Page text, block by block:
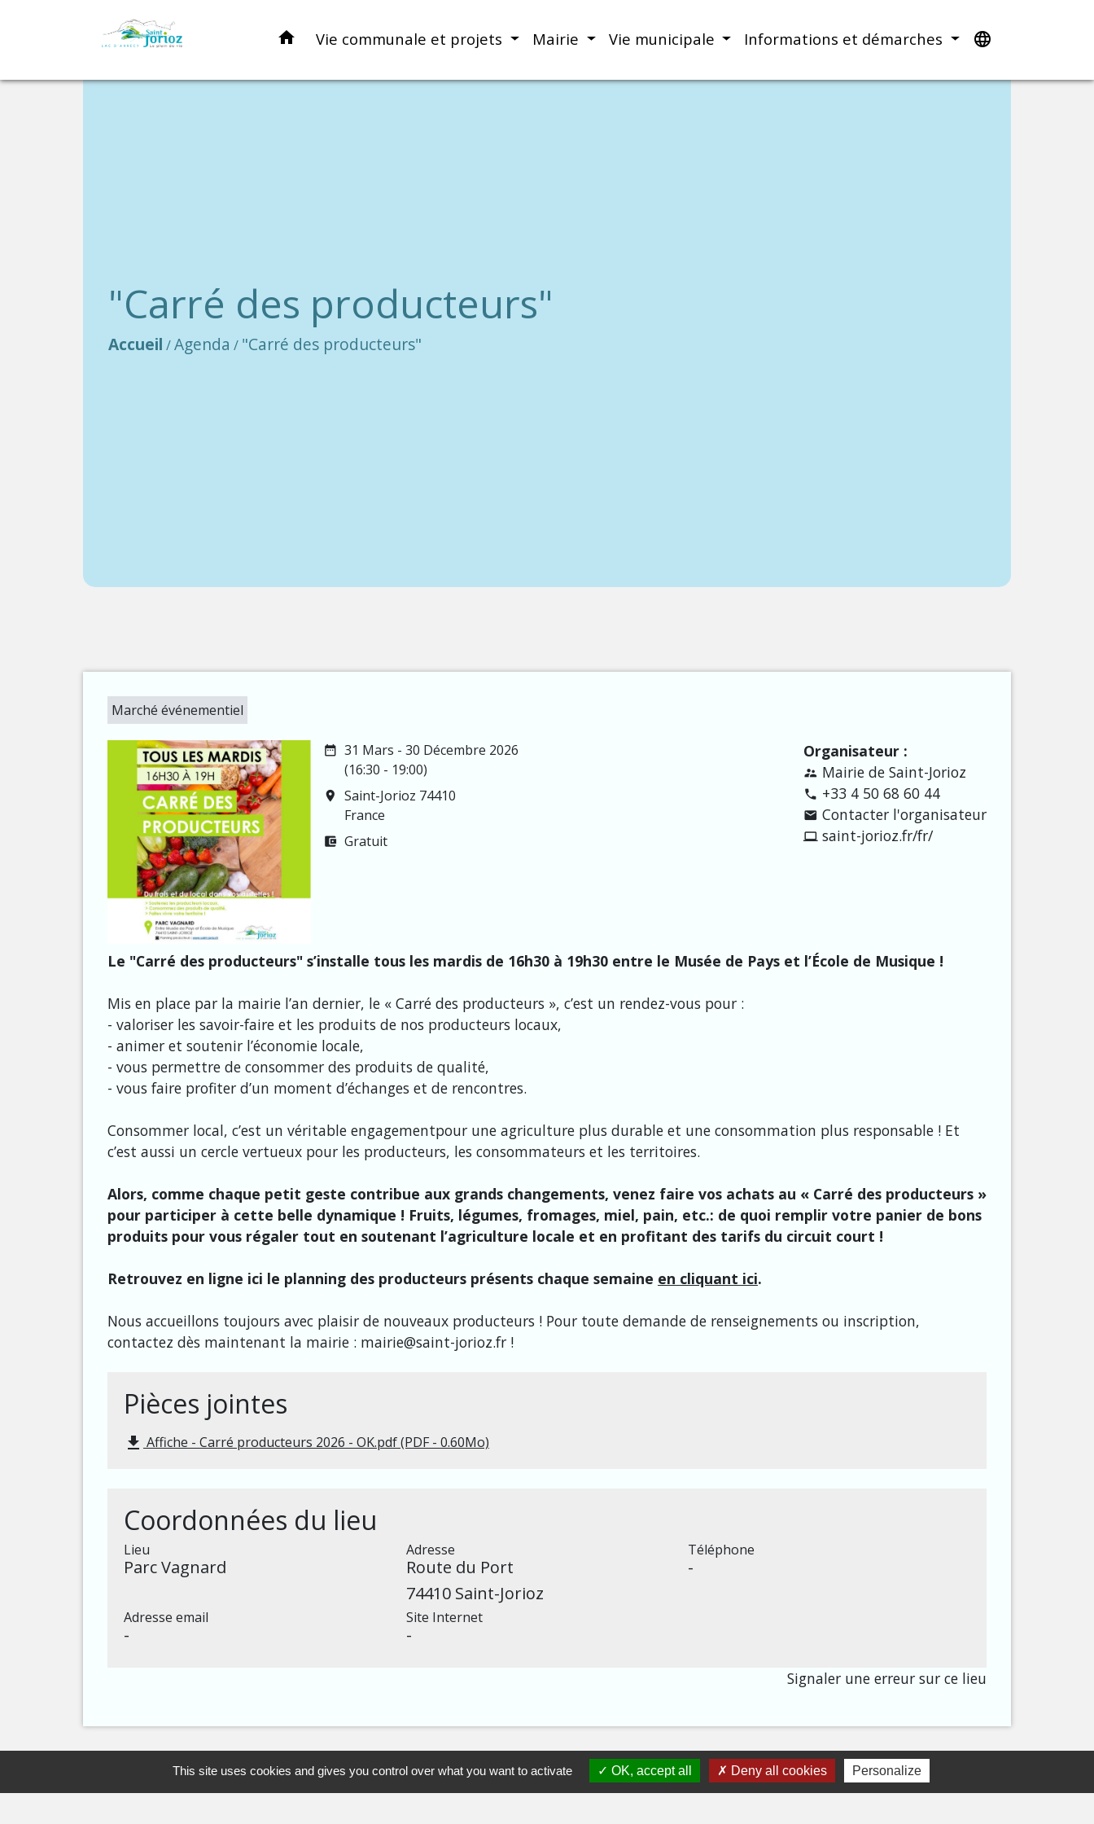
home Vie communale et projets Mairie Vie municipale Informations et démarches language
"Carré des producteurs"
Accueil /Agenda / "Carré des producteurs"
Marché événementiel
date_range 31 Mars - 30 Décembre 2026
(16:30 - 19:00)
room
Saint-Jorioz 74410
France
account_balance_wallet Gratuit
Organisateur :
supervisor_account Mairie de Saint-Jorioz
phone +33 4 50 68 60 44
email Contacter l'organisateur
computer saint-jorioz.fr/fr/
Le "Carré des producteurs" s’installe tous les mardis de 16h30 à 19h30 entre le Musée de Pays et l’École de Musique !
Mis en place par la mairie l’an dernier, le « Carré des producteurs », c’est un rendez-vous pour :
- valoriser les savoir-faire et les produits de nos producteurs locaux,
- animer et soutenir l’économie locale,
- vous permettre de consommer des produits de qualité,
- vous faire profiter d’un moment d’échanges et de rencontres.
Consommer local, c’est un véritable engagementpour une agriculture plus durable et une consommation plus responsable ! Et
c’est aussi un cercle vertueux pour les producteurs, les consommateurs et les territoires.
Alors, comme chaque petit geste contribue aux grands changements, venez faire vos achats au « Carré des producteurs »
pour participer à cette belle dynamique ! Fruits, légumes, fromages, miel, pain, etc.: de quoi remplir votre panier de bons
produits pour vous régaler tout en soutenant l’agriculture locale et en profitant des tarifs du circuit court !
Retrouvez en ligne ici le planning des producteurs présents chaque semaine en cliquant ici.
Nous accueillons toujours avec plaisir de nouveaux producteurs ! Pour toute demande de renseignements ou inscription,
contactez dès maintenant la mairie : mairie@saint-jorioz.fr !
Pièces jointes
file_download Affiche - Carré producteurs 2026 - OK.pdf (PDF - 0.60Mo)
Coordonnées du lieu
Lieu
Parc Vagnard
Adresse
Route du Port
74410 Saint-Jorioz
Téléphone
-
Adresse email
-
Site Internet
-
Signaler une erreur sur ce lieu
This site uses cookies and gives you control over what you want to activate OK, accept all Deny all cookies Personalize